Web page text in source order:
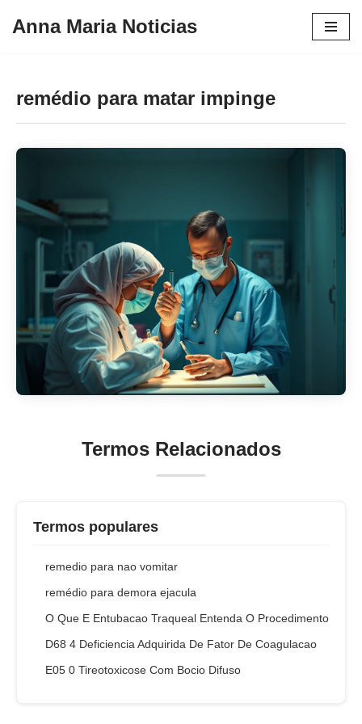
conteúdo
Anna Maria Noticias
remédio para matar impinge
Termos Relacionados
Termos populares
remedio para nao vomitar
remédio para demora ejacula
O Que E Entubacao Traqueal Entenda O Procedimento
D68 4 Deficiencia Adquirida De Fator De Coagulacao
E05 0 Tireotoxicose Com Bocio Difuso